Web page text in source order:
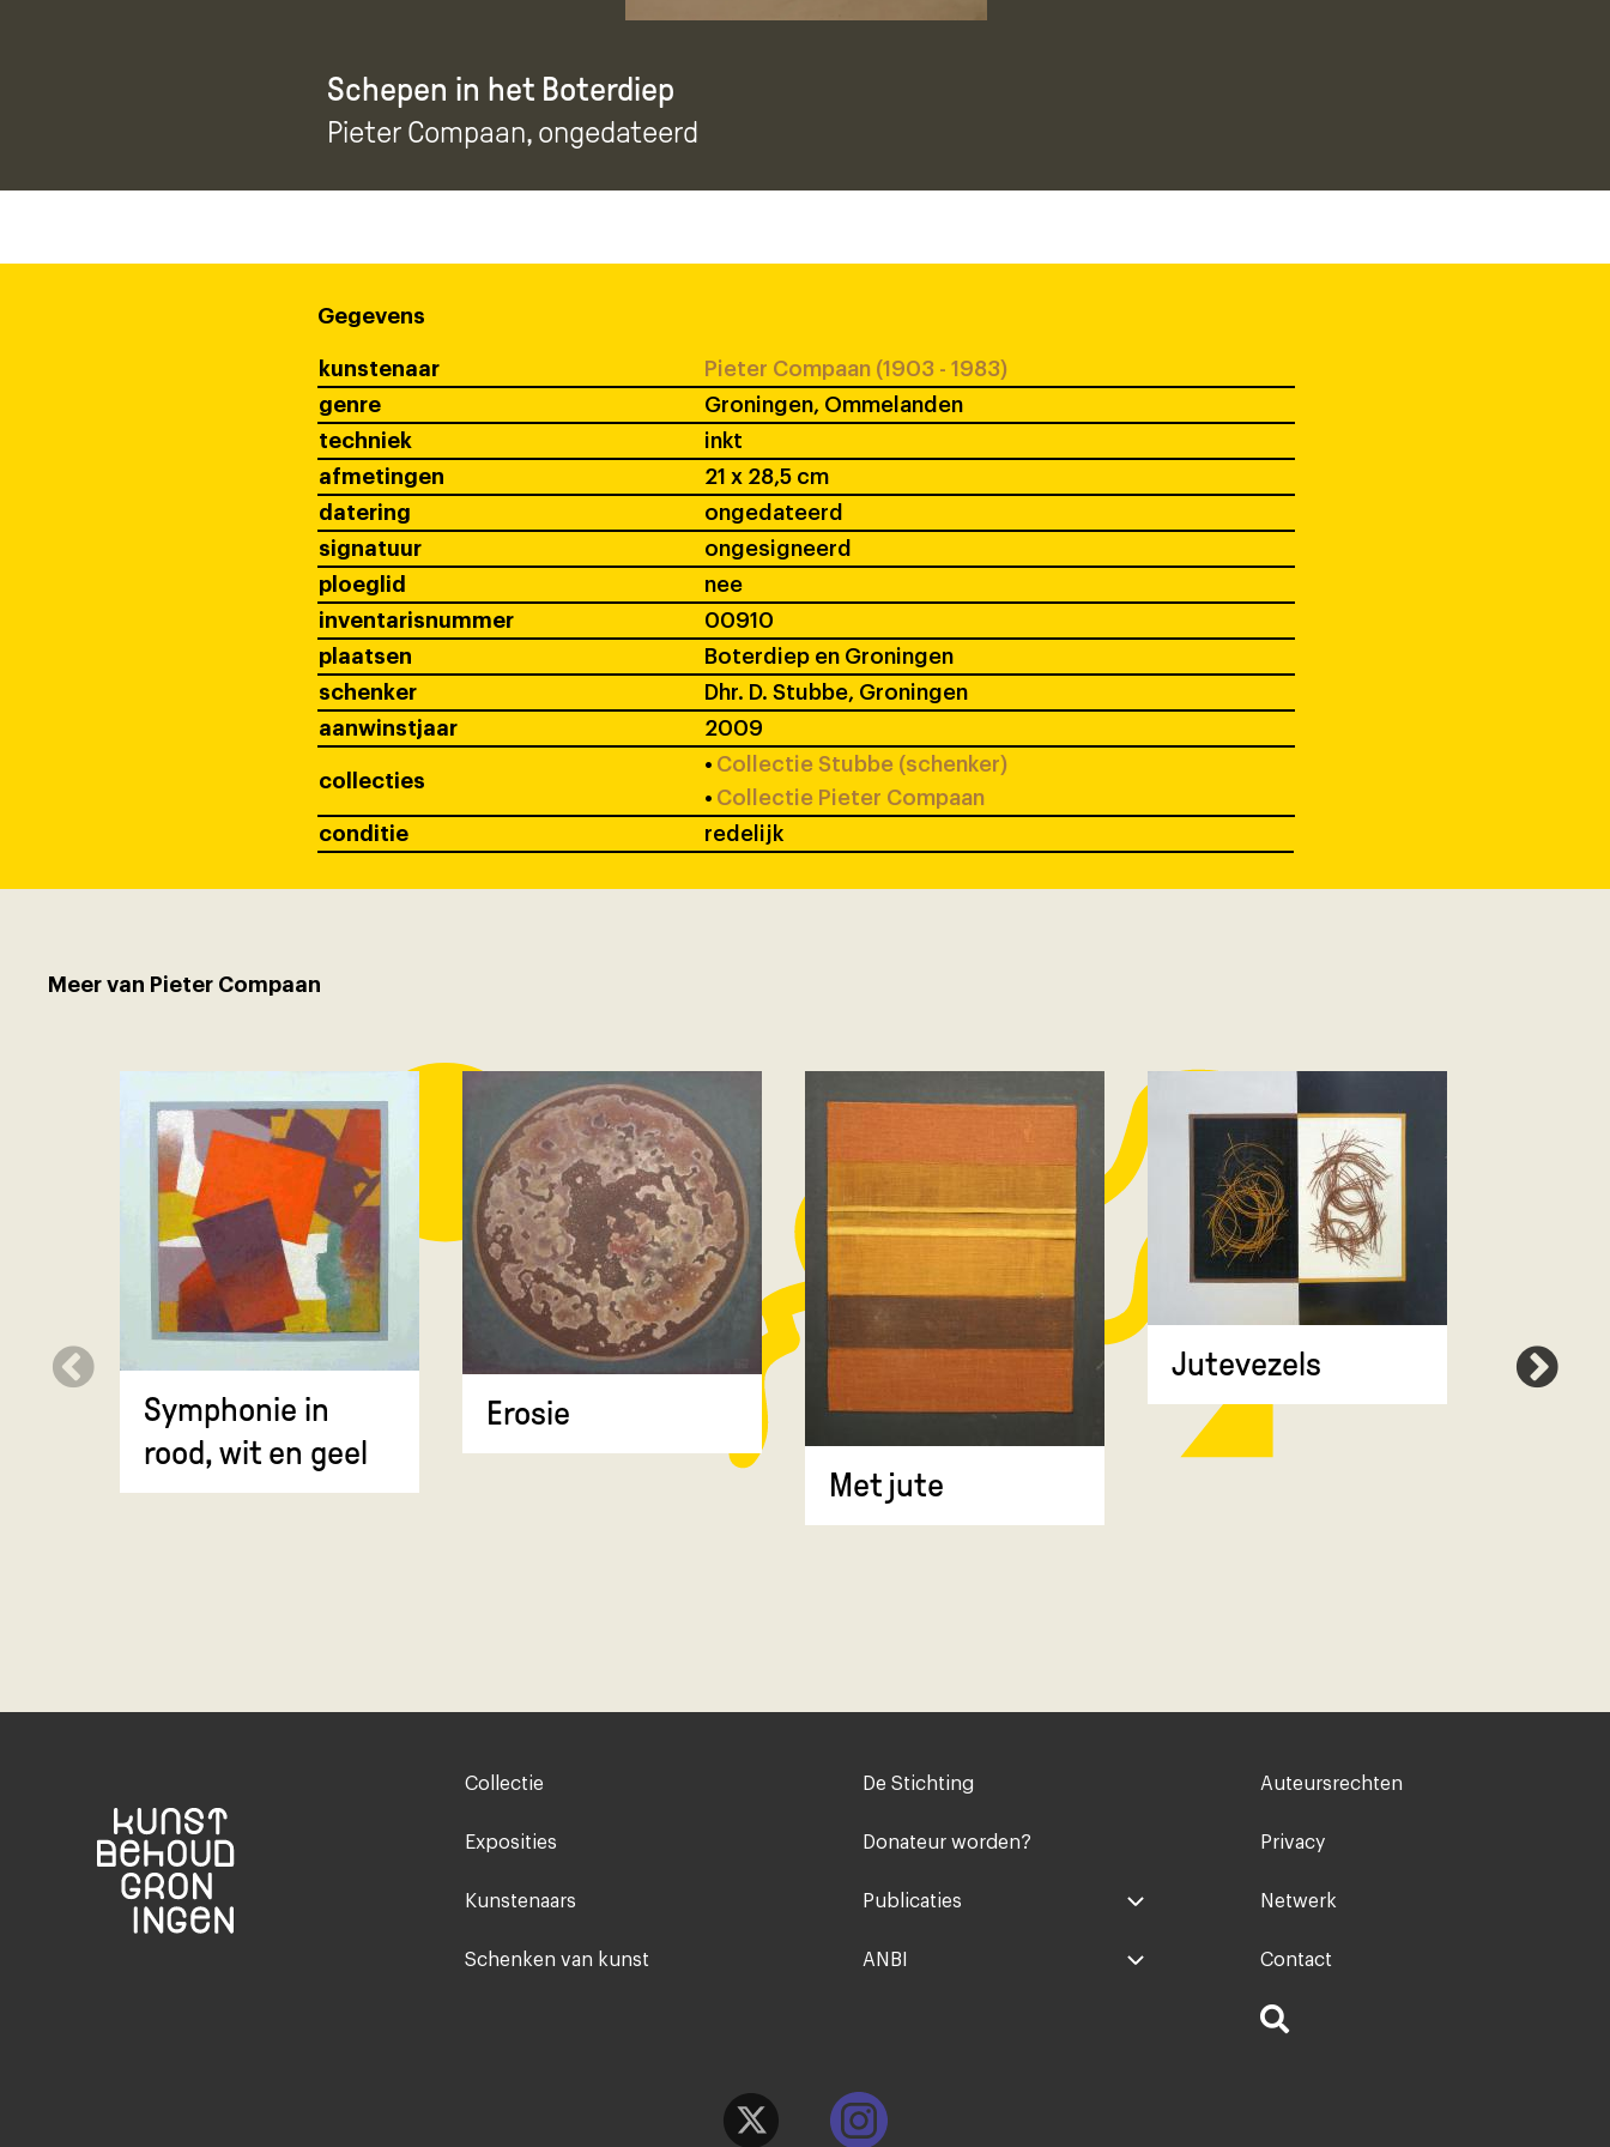
Schepen in het Boterdiep
Pieter Compaan, ongedateerd
Gegevens
kunstenaar
Pieter Compaan (1903 - 1983)
genre
Groningen, Ommelanden
techniek
inkt
afmetingen
21 x 28,5 cm
datering
ongedateerd
signatuur
ongesigneerd
ploeglid
nee
inventarisnummer
00910
plaatsen
Boterdiep en Groningen
schenker
Dhr. D. Stubbe, Groningen
aanwinstjaar
2009
collecties
• Collectie Stubbe (schenker)
• Collectie Pieter Compaan
conditie
redelijk
Meer van Pieter Compaan
Symphonie in
rood, wit en geel
Erosie
Met jute
Jutevezels
Footer-
Collectie
Exposities
Kunstenaars
Schenken van kunst
Voet
De Stichting
Donateur worden?
Publicaties
ANBI
Voet
Auteursrechten
Privacy
Netwerk
Contact